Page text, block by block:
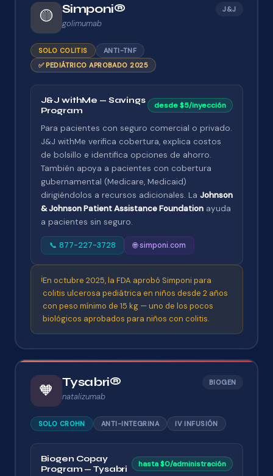
🟡 Simponi®
golimumab
J&J
SOLO COLITIS
ANTI-TNF
✅ PEDIÁTRICO APROBADO 2025
J&J withMe — Savings
Program
desde $5/inyección
Para pacientes con seguro comercial o privado.
J&J withMe verifica cobertura, explica costos
de bolsillo e identifica opciones de ahorro.
También apoya a pacientes con cobertura
gubernamental (Medicare, Medicaid)
dirigiéndolos a recursos adicionales. La Johnson
& Johnson Patient Assistance Foundationayuda
a pacientes sin seguro.
📞 877-227-3728 🌐 simponi.com
ℹ️En octubre 2025, la FDA aprobó Simponi para
colitis ulcerosa pediátrica en niños desde 2 años
con peso mínimo de 15 kg — uno de los pocos
biológicos aprobados para niños con colitis.
🧡 Tysabri®
natalizumab
BIOGEN
SOLO CROHN ANTI-INTEGRINA IV INFUSIÓN
Biogen Copay
Program — Tysabri
hasta $0/administración